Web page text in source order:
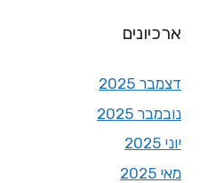
ארכיונים
דצמבר 2025
נובמבר 2025
יוני 2025
מאי 2025